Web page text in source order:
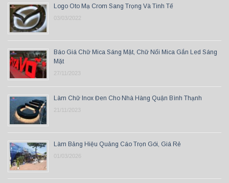
Logo Oto Mạ Crom Sang Trọng Và Tinh Tế
03/03/2022
Báo Giá Chữ Mica Sáng Mặt, Chữ Nổi Mica Gắn Led Sáng
Mặt
27/11/2023
Làm Chữ Inox Đen Cho Nhà Hàng Quận Bình Thạnh
21/11/2023
Làm Bảng Hiệu Quảng Cáo Trọn Gói, Giá Rẻ
01/03/2026